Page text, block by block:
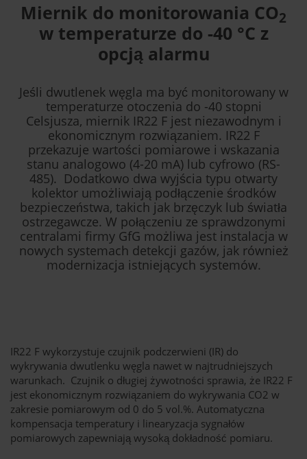
Miernik do monitorowania CO2
w temperaturze do -40 °C z
opcją alarmu
Jeśli dwutlenek węgla ma być monitorowany w
temperaturze otoczenia do -40 stopni
Celsjusza, miernik IR22 F jest niezawodnym i
ekonomicznym rozwiązaniem. IR22 F
przekazuje wartości pomiarowe i wskazania
stanu analogowo (4-20 mA) lub cyfrowo (RS-
485). Dodatkowo dwa wyjścia typu otwarty
kolektor umożliwiają podłączenie środków
bezpieczeństwa, takich jak brzęczyk lub światła
ostrzegawcze. W połączeniu ze sprawdzonymi
centralami firmy GfG możliwa jest instalacja w
nowych systemach detekcji gazów, jak również
modernizacja istniejących systemów.
IR22 F wykorzystuje czujnik podczerwieni (IR) do
wykrywania dwutlenku węgla nawet w najtrudniejszych
warunkach. Czujnik o długiej żywotności sprawia, że IR22 F
jest ekonomicznym rozwiązaniem do wykrywania CO2 w
zakresie pomiarowym od 0 do 5 vol.%. Automatyczna
kompensacja temperatury i linearyzacja sygnałów
pomiarowych zapewniają wysoką dokładność pomiaru.